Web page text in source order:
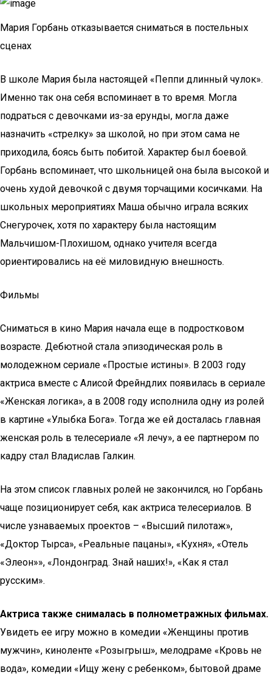
Мария Горбань отказывается сниматься в постельных
сценах
В школе Мария была настоящей «Пеппи длинный чулок».
Именно так она себя вспоминает в то время. Могла
подраться с девочками из-за ерунды, могла даже
назначить «стрелку» за школой, но при этом сама не
приходила, боясь быть побитой. Характер был боевой.
Горбань вспоминает, что школьницей она была высокой и
очень худой девочкой с двумя торчащими косичками. На
школьных мероприятиях Маша обычно играла всяких
Снегурочек, хотя по характеру была настоящим
Мальчишом-Плохишом, однако учителя всегда
ориентировались на её миловидную внешность.
Фильмы
Сниматься в кино Мария начала еще в подростковом
возрасте. Дебютной стала эпизодическая роль в
молодежном сериале «Простые истины». В 2003 году
актриса вместе с Алисой Фрейндлих появилась в сериале
«Женская логика», а в 2008 году исполнила одну из ролей
в картине «Улыбка Бога». Тогда же ей досталась главная
женская роль в телесериале «Я лечу», а ее партнером по
кадру стал Владислав Галкин.
На этом список главных ролей не закончился, но Горбань
чаще позиционирует себя, как актриса телесериалов. В
числе узнаваемых проектов – «Высший пилотаж»,
«Доктор Тырса», «Реальные пацаны», «Кухня», «Отель
«Элеон»», «Лондонград. Знай наших!», «Как я стал
русским».
Актриса также снималась в полнометражных фильмах.
Увидеть ее игру можно в комедии «Женщины против
мужчин», киноленте «Розыгрыш», мелодраме «Кровь не
вода», комедии «Ищу жену с ребенком», бытовой драме